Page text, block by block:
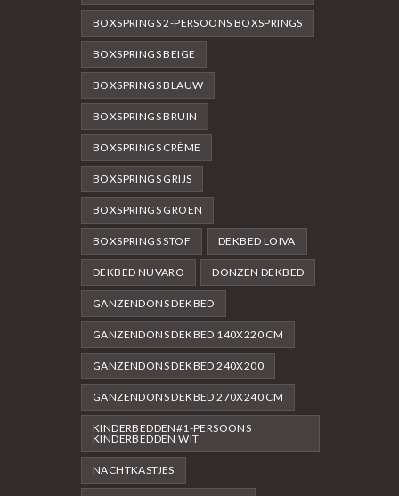
BOXSPRINGS 2-PERSOONS BOXSPRINGS
BOXSPRINGS BEIGE
BOXSPRINGS BLAUW
BOXSPRINGS BRUIN
BOXSPRINGS CRÈME
BOXSPRINGS GRIJS
BOXSPRINGS GROEN
BOXSPRINGS STOF DEKBED LOIVA
DEKBED NUVARO DONZEN DEKBED
GANZENDONS DEKBED
GANZENDONS DEKBED 140X220 CM
GANZENDONS DEKBED 240X200
GANZENDONS DEKBED 270X240 CM
KINDERBEDDEN#1-PERSOONS
KINDERBEDDEN WIT
NACHTKASTJES